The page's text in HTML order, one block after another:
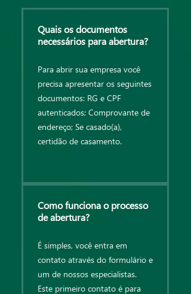
Quais os documentos
necessários para abertura?
Para abrir sua empresa você
precisa apresentar os seguintes
documentos: RG e CPF
autenticados; Comprovante de
endereço; Se casado(a),
certidão de casamento.
Como funciona o processo
de abertura?
É simples, você entra em
contato através do formulário e
um de nossos especialistas.
Este primeiro contato é para